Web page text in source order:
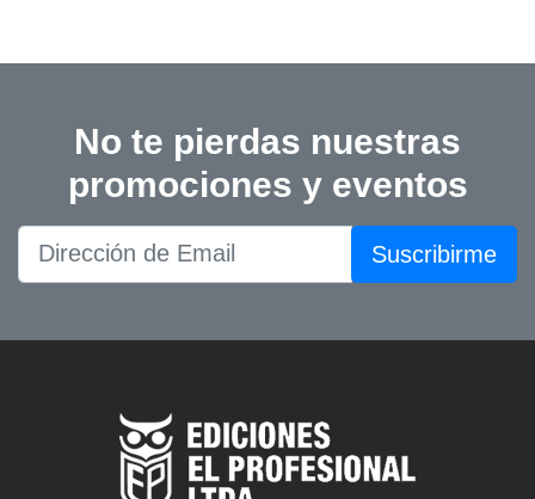
No te pierdas nuestras
promociones y eventos
Suscribirme